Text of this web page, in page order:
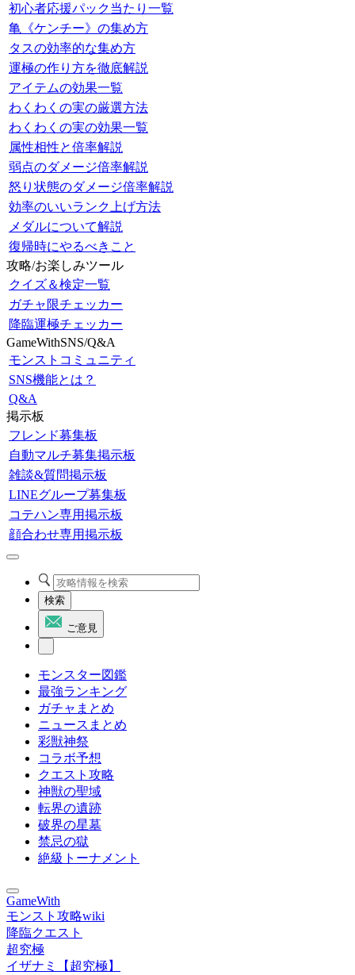
初心者応援パック当たり一覧
亀《ケンチー》の集め方
タスの効率的な集め方
運極の作り方を徹底解説
アイテムの効果一覧
わくわくの実の厳選方法
わくわくの実の効果一覧
属性相性と倍率解説
弱点のダメージ倍率解説
怒り状態のダメージ倍率解説
効率のいいランク上げ方法
メダルについて解説
復帰時にやるべきこと
攻略/お楽しみツール
クイズ＆検定一覧
ガチャ限チェッカー
降臨運極チェッカー
GameWithSNS/Q&A
モンストコミュニティ
SNS機能とは？
Q&A
掲示板
フレンド募集板
自動マルチ募集掲示板
雑談&質問掲示板
LINEグループ募集板
コテハン専用掲示板
顔合わせ専用掲示板
検索
ご意見
モンスター図鑑
最強ランキング
ガチャまとめ
ニュースまとめ
彩獣神祭
コラボ予想
クエスト攻略
神獣の聖域
転界の遺跡
破界の星墓
禁忌の獄
絶級トーナメント
GameWith
モンスト攻略wiki
降臨クエスト
超究極
イザナミ【超究極】